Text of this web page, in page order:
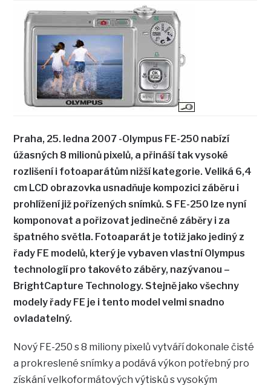
Praha, 25. ledna 2007 -Olympus FE-250 nabízí
úžasných 8 milionů pixelů, a přináší tak vysoké
rozlišení i fotoaparátům nižší kategorie. Veliká 6,4
cm LCD obrazovka usnadňuje kompozici záběru i
prohlížení již pořízených snímků. S FE-250 lze nyní
komponovat a pořizovat jedinečné záběry i za
špatného světla. Fotoaparát je totiž jako jediný z
řady FE modelů, který je vybaven vlastní Olympus
technologií pro takovéto záběry, nazývanou –
BrightCapture Technology. Stejně jako všechny
modely řady FE je i tento model velmi snadno
ovladatelný.
Nový FE-250 s 8 miliony pixelů vytváří dokonale čisté
a prokreslené snímky a podává výkon potřebný pro
získání velkoformátových výtisků s vysokým